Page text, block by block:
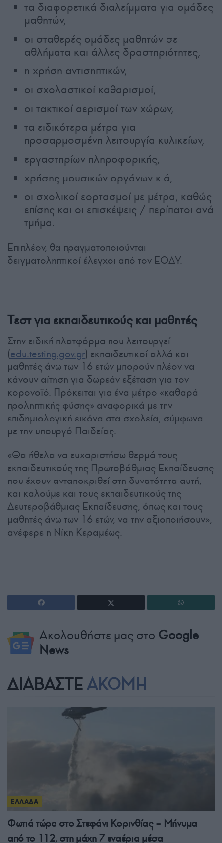
τα διαφορετικά διαλείμματα για ομάδες
μαθητών,
οι σταθερές ομάδες μαθητών σε
αθλήματα και άλλες δραστηριότητες,
η χρήση αντισηπτικών,
οι σχολαστικοί καθαρισμοί,
οι τακτικοί αερισμοί των χώρων,
τα ειδικότερα μέτρα για
προσαρμοσμένη λειτουργία κυλικείων,
εργαστηρίων πληροφορικής,
χρήσης μουσικών οργάνων κ.ά,
οι σχολικοί εορτασμοί με μέτρα, καθώς
επίσης και οι επισκέψεις / περίπατοι ανά
τμήμα.
Επιπλέον, θα πραγματοποιούνται
δειγματοληπτικοί έλεγχοι από τον ΕΟΔΥ.
Τεστ για εκπαιδευτικούς και μαθητές
Στην ειδική πλατφόρμα που λειτουργεί
(edu.testing.gov.gr) εκπαιδευτικοί αλλά και
μαθητές άνω των 16 ετών μπορούν πλέον να
κάνουν αίτηση για δωρεάν εξέταση για τον
κορονοϊό. Πρόκειται για ένα μέτρο «καθαρά
προληπτικής φύσης» αναφορικά με την
επιδημιολογική εικόνα στα σχολεία, σύμφωνα
με την υπουργό Παιδείας.
«Θα ήθελα να ευχαριστήσω θερμά τους
εκπαιδευτικούς της Πρωτοβάθμιας Εκπαίδευσης
που έχουν ανταποκριθεί στη δυνατότητα αυτή,
και καλούμε και τους εκπαιδευτικούς της
Δευτεροβάθμιας Εκπαίδευσης, όπως και τους
μαθητές άνω των 16 ετών, να την αξιοποιήσουν»,
ανέφερε η Νίκη Κεραμέως.
Ακολουθήστε μας στο Google
News
ΔΙΑΒΑΣΤΕ ΑΚΟΜΗ
ΕΛΛΑΔΑ
Φωτιά τώρα στο Στεφάνι Κορινθίας – Μήνυμα
από το 112, στη μάχη 7 εναέρια μέσα